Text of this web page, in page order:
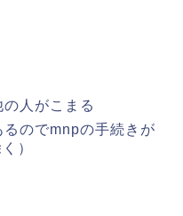
人がこまる
のでmnpの手続きが
）